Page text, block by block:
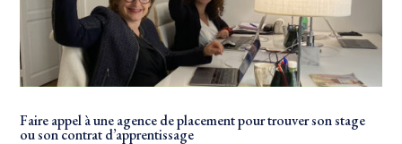
Faire appel à une agence de placement pour trouver son stage
ou son contrat d’apprentissage